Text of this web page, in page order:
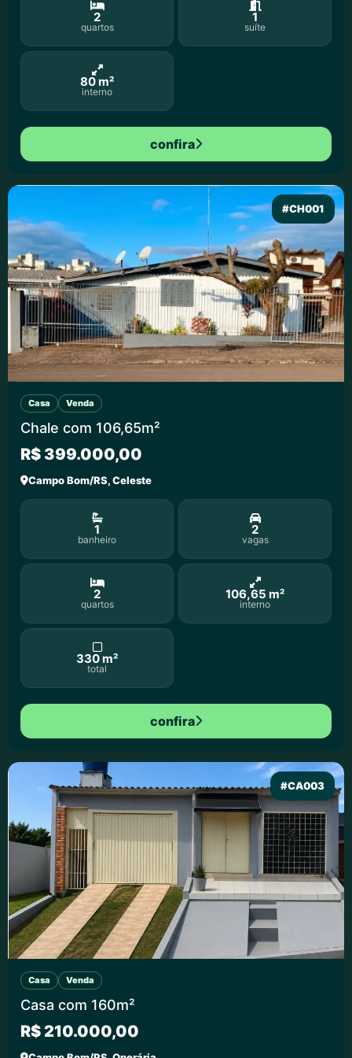
2
quartos
1
suíte
80 m²
interno
confira
#CH001
Casa Venda
Chale com 106,65m²
R$ 399.000,00
Campo Bom/RS, Celeste
1
banheiro
2
vagas
2
quartos
106,65 m²
interno
330 m²
total
confira
#CA003
Casa Venda
Casa com 160m²
R$ 210.000,00